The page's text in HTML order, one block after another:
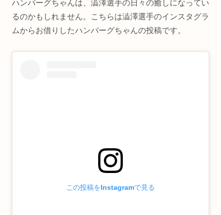
ハンバーグちゃんは、澁澤選手の日々の癒しになってい
るのかもしれません。こちらは澁澤選手のインスタグラ
ムからお借りしたハンバーグちゃんの投稿です。
この投稿をInstagramで見る